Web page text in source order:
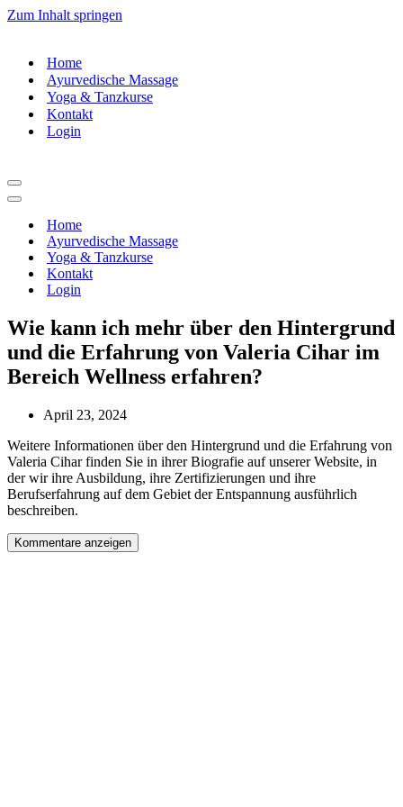
Zum Inhalt springen
Home
Ayurvedische Massage
Yoga & Tanzkurse
Kontakt
Login
Navigationsmenü
Navigationsmenü
Home
Ayurvedische Massage
Yoga & Tanzkurse
Kontakt
Login
Wie kann ich mehr über den Hintergrund
und die Erfahrung von Valeria Cihar im
Bereich Wellness erfahren?
April 23, 2024
Weitere Informationen über den Hintergrund und die Erfahrung von
Valeria Cihar finden Sie in ihrer Biografie auf unserer Website, in
der wir ihre Ausbildung, ihre Zertifizierungen und ihre
Berufserfahrung auf dem Gebiet der Entspannung ausführlich
beschreiben.
Kommentare anzeigen